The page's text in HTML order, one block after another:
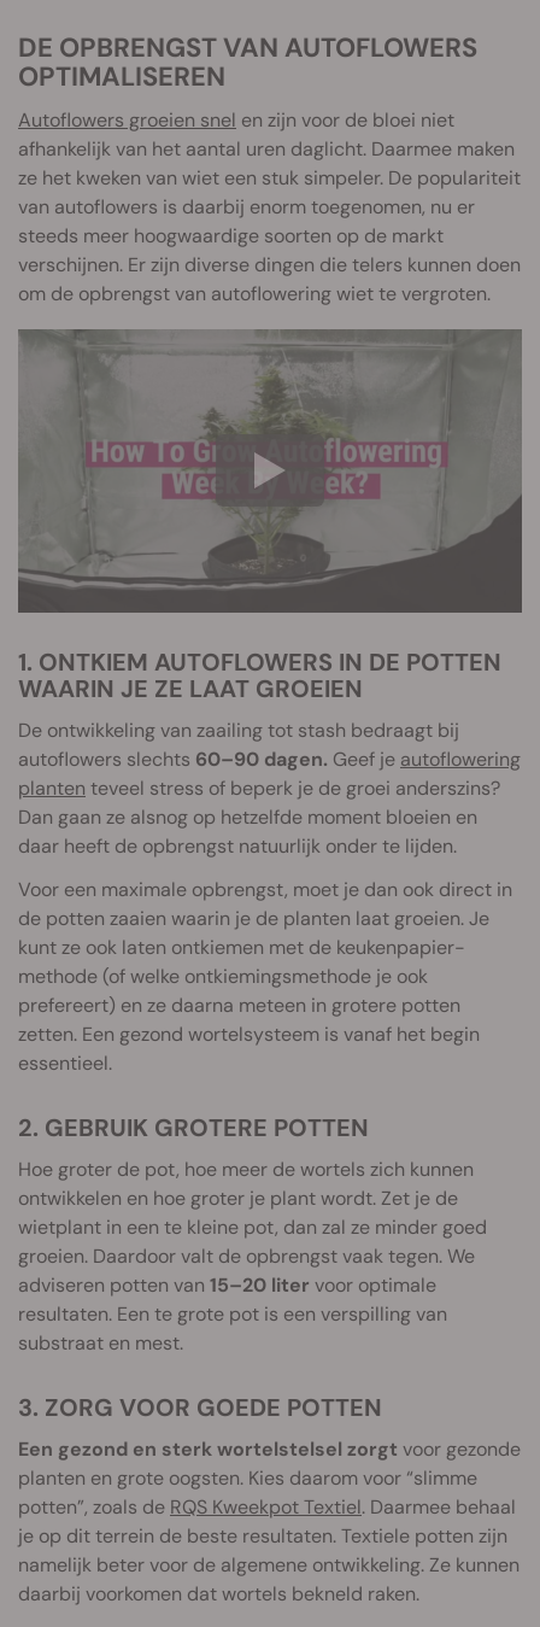
DE OPBRENGST VAN AUTOFLOWERS
OPTIMALISEREN
Autoflowers groeien snel en zijn voor de bloei niet
afhankelijk van het aantal uren daglicht. Daarmee maken
ze het kweken van wiet een stuk simpeler. De populariteit
van autoflowers is daarbij enorm toegenomen, nu er
steeds meer hoogwaardige soorten op de markt
verschijnen. Er zijn diverse dingen die telers kunnen doen
om de opbrengst van autoflowering wiet te vergroten.
1. ONTKIEM AUTOFLOWERS IN DE POTTEN
WAARIN JE ZE LAAT GROEIEN
De ontwikkeling van zaailing tot stash bedraagt bij
autoflowers slechts 60–90 dagen. Geef je autoflowering
planten teveel stress of beperk je de groei anderszins?
Dan gaan ze alsnog op hetzelfde moment bloeien en
daar heeft de opbrengst natuurlijk onder te lijden.
Voor een maximale opbrengst, moet je dan ook direct in
de potten zaaien waarin je de planten laat groeien. Je
kunt ze ook laten ontkiemen met de keukenpapier-
methode (of welke ontkiemingsmethode je ook
prefereert) en ze daarna meteen in grotere potten
zetten. Een gezond wortelsysteem is vanaf het begin
essentieel.
2. GEBRUIK GROTERE POTTEN
Hoe groter de pot, hoe meer de wortels zich kunnen
ontwikkelen en hoe groter je plant wordt. Zet je de
wietplant in een te kleine pot, dan zal ze minder goed
groeien. Daardoor valt de opbrengst vaak tegen. We
adviseren potten van 15–20 liter voor optimale
resultaten. Een te grote pot is een verspilling van
substraat en mest.
3. ZORG VOOR GOEDE POTTEN
Een gezond en sterk wortelstelsel zorgt voor gezonde
planten en grote oogsten. Kies daarom voor “slimme
potten”, zoals de RQS Kweekpot Textiel. Daarmee behaal
je op dit terrein de beste resultaten. Textiele potten zijn
namelijk beter voor de algemene ontwikkeling. Ze kunnen
daarbij voorkomen dat wortels bekneld raken.